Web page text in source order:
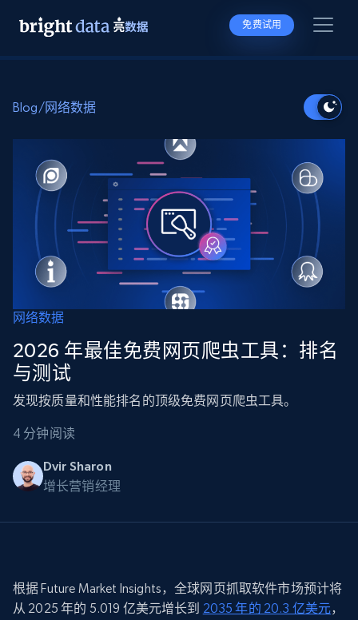
免费试用
Blog/网络数据
网络数据
2026 年最佳免费网页爬虫工具：排名
与测试
发现按质量和性能排名的顶级免费网页爬虫工具。
4 分钟阅读
Dvir Sharon
增长营销经理
根据 Future Market Insights，全球网页抓取软件市场预计将
从 2025 年的 5.019 亿美元增长到 2035 年的 20.3 亿美元，